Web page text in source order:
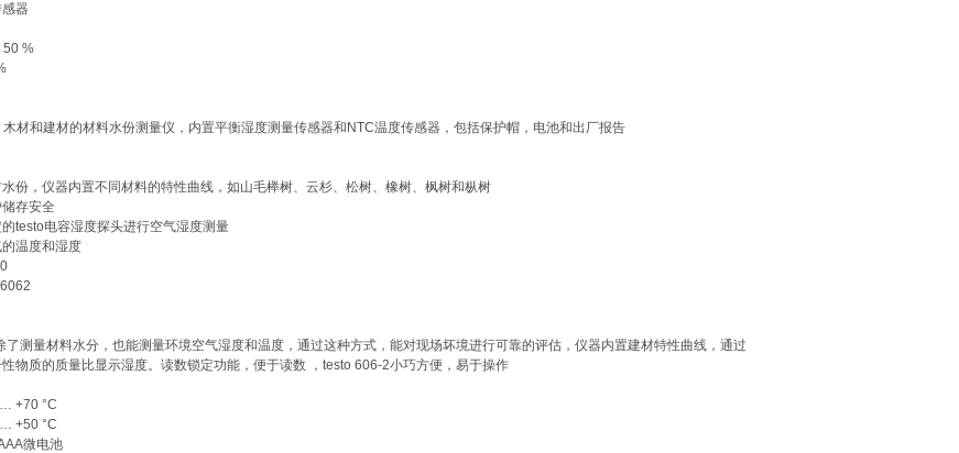
器
%
材和建材的材料水份测量仪，内置平衡湿度测量传感器和NTC温度传感器，包括保护帽，电池和出厂报告
份，仪器内置不同材料的特性曲线，如山毛榉树、云杉、松树、橡树、枫树和枞树
存安全
testo电容湿度探头进行空气湿度测量
温度和湿度
了测量材料水分，也能测量环境空气湿度和温度，通过这种方式，能对现场坏境进行可靠的评估，仪器内置建材特性曲线，通过
物质的质量比显示湿度。读数锁定功能，便于读数 ，testo 606-2小巧方便，易于操作
+70 °C
+50 °C
微电池